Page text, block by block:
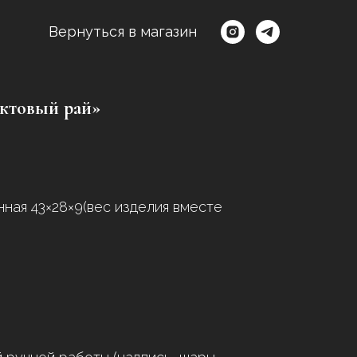
Вернуться в магазин
рай»
43×28×9(вес изделия вместе